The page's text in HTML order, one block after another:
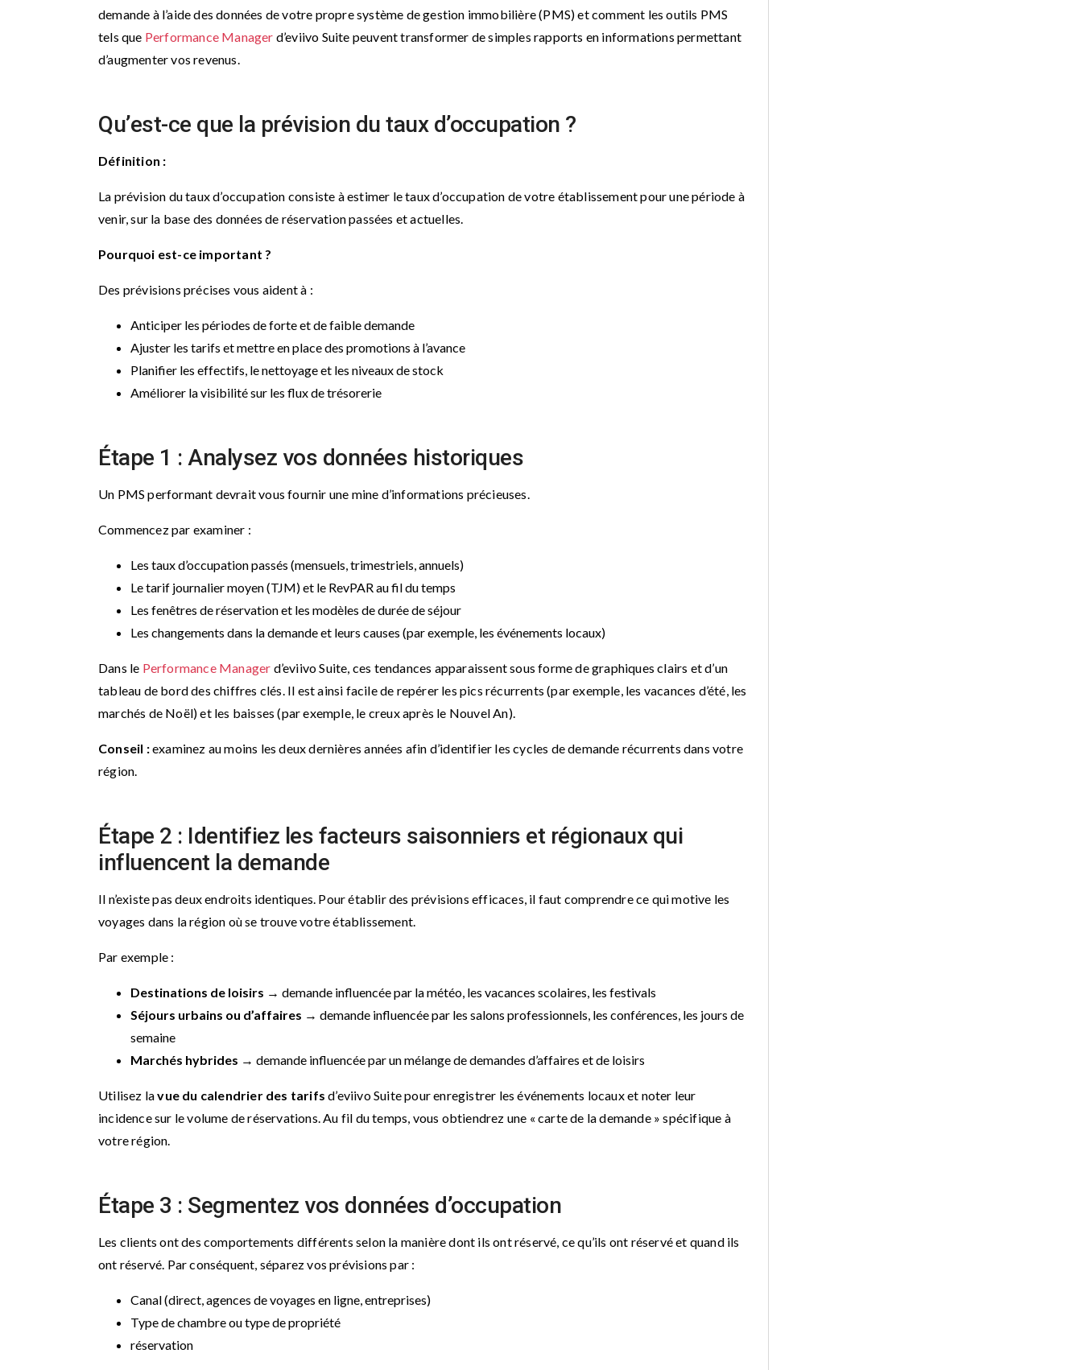
demande à l’aide des données de votre propre système de gestion immobilière (PMS) et comment les outils PMS
tels que Performance Manager d’eviivo Suite peuvent transformer de simples rapports en informations permettant
d’augmenter vos revenus.
Qu’est-ce que la prévision du taux d’occupation ?
Définition :
La prévision du taux d’occupation consiste à estimer le taux d’occupation de votre établissement pour une période à
venir, sur la base des données de réservation passées et actuelles.
Pourquoi est-ce important ?
Des prévisions précises vous aident à :
Anticiper les périodes de forte et de faible demande
Ajuster les tarifs et mettre en place des promotions à l’avance
Planifier les effectifs, le nettoyage et les niveaux de stock
Améliorer la visibilité sur les flux de trésorerie
Étape 1 : Analysez vos données historiques
Un PMS performant devrait vous fournir une mine d’informations précieuses.
Commencez par examiner :
Les taux d’occupation passés (mensuels, trimestriels, annuels)
Le tarif journalier moyen (TJM) et le RevPAR au fil du temps
Les fenêtres de réservation et les modèles de durée de séjour
Les changements dans la demande et leurs causes (par exemple, les événements locaux)
Dans le Performance Manager d’eviivo Suite, ces tendances apparaissent sous forme de graphiques clairs et d’un
tableau de bord des chiffres clés. Il est ainsi facile de repérer les pics récurrents (par exemple, les vacances d’été, les
marchés de Noël) et les baisses (par exemple, le creux après le Nouvel An).
Conseil :examinez au moins les deux dernières années afin d’identifier les cycles de demande récurrents dans votre
région.
Étape 2 : Identifiez les facteurs saisonniers et régionaux qui
influencent la demande
Il n’existe pas deux endroits identiques. Pour établir des prévisions efficaces, il faut comprendre ce qui motive les
voyages dans la région où se trouve votre établissement.
Par exemple :
Destinations de loisirs → demande influencée par la météo, les vacances scolaires, les festivals
Séjours urbains ou d’affaires → demande influencée par les salons professionnels, les conférences, les jours de
semaine
Marchés hybrides → demande influencée par un mélange de demandes d’affaires et de loisirs
Utilisez lavue du calendrier des tarifs d’eviivo Suite pour enregistrer les événements locaux et noter leur
incidence sur le volume de réservations. Au fil du temps, vous obtiendrez une « carte de la demande » spécifique à
votre région.
Étape 3 : Segmentez vos données d’occupation
Les clients ont des comportements différents selon la manière dont ils ont réservé, ce qu’ils ont réservé et quand ils
ont réservé. Par conséquent, séparez vos prévisions par :
Canal (direct, agences de voyages en ligne, entreprises)
Type de chambre ou type de propriété
réservation